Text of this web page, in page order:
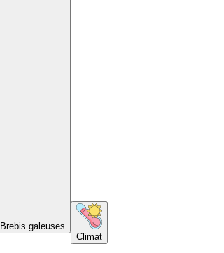
Brebis galeuses
Climat